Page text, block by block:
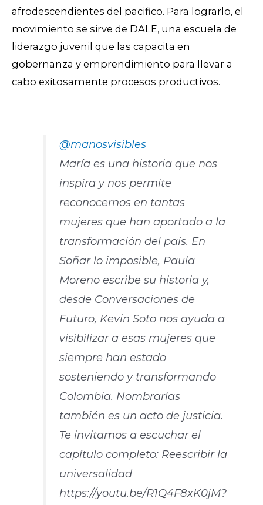
afrodescendientes del pacifico. Para lograrlo, el
movimiento se sirve de DALE, una escuela de
liderazgo juvenil que las capacita en
gobernanza y emprendimiento para llevar a
cabo exitosamente procesos productivos.
@manosvisibles
María es una historia que nos
inspira y nos permite
reconocernos en tantas
mujeres que han aportado a la
transformación del país. En
Soñar lo imposible, Paula
Moreno escribe su historia y,
desde Conversaciones de
Futuro, Kevin Soto nos ayuda a
visibilizar a esas mujeres que
siempre han estado
sosteniendo y transformando
Colombia. Nombrarlas
también es un acto de justicia.
Te invitamos a escuchar el
capítulo completo: Reescribir la
universalidad
https://youtu.be/R1Q4F8xK0jM?